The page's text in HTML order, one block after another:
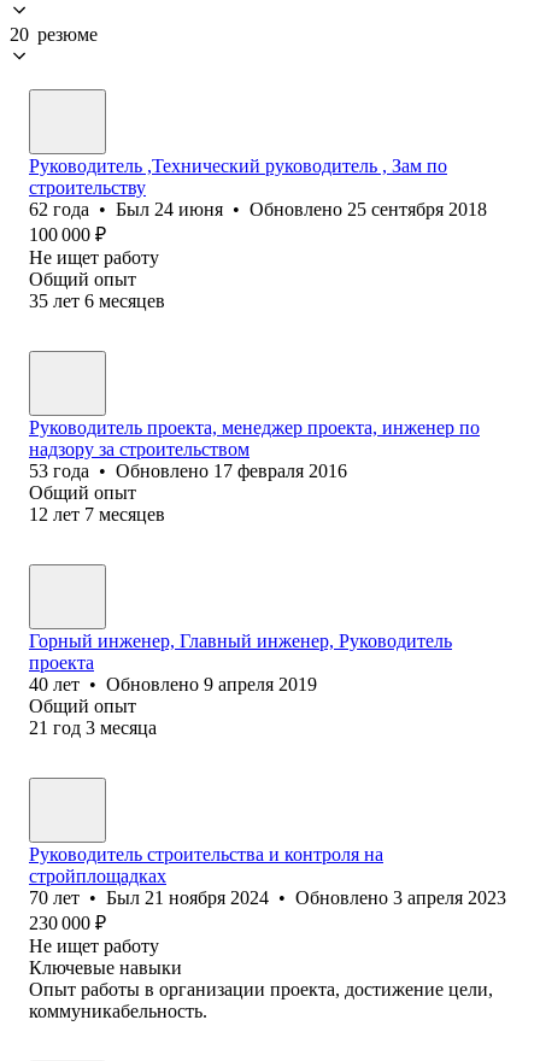
20 резюме
Руководитель ,Технический руководитель , Зам по
строительству
62 года • Был 24 июня • Обновлено 25 сентября 2018
100 000 ₽
Не ищет работу
Общий опыт
35 лет 6 месяцев
Руководитель проекта, менеджер проекта, инженер по
надзору за строительством
53 года • Обновлено 17 февраля 2016
Общий опыт
12 лет 7 месяцев
Горный инженер, Главный инженер, Руководитель
проекта
40 лет • Обновлено 9 апреля 2019
Общий опыт
21 год 3 месяца
Руководитель строительства и контроля на
стройплощадках
70 лет • Был 21 ноября 2024 • Обновлено 3 апреля 2023
230 000 ₽
Не ищет работу
Ключевые навыки
Опыт работы в организации проекта, достижение цели,
коммуникабельность.